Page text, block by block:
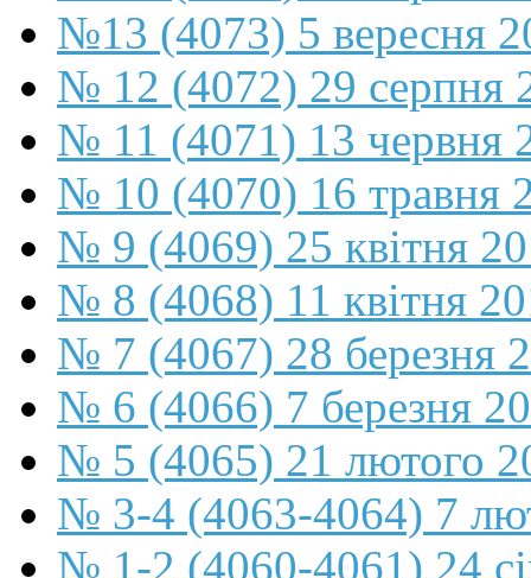
№13 (4073) 5 вересня
№ 12 (4072) 29 серпня
№ 11 (4071) 13 червня
№ 10 (4070) 16 травня
№ 9 (4069) 25 квітня
№ 8 (4068) 11 квітня
№ 7 (4067) 28 березня
№ 6 (4066) 7 березня
№ 5 (4065) 21 лютого
№ 3-4 (4063-4064) 7
№ 1-2 (4060-4061) 24